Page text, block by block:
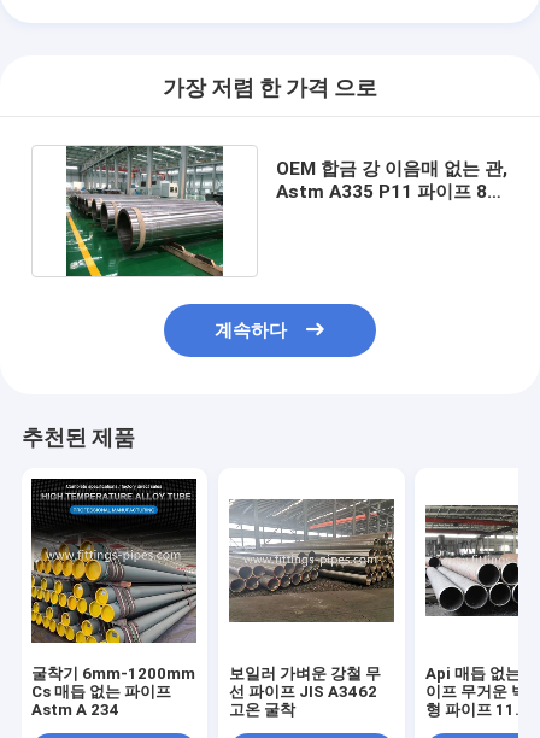
가장 저렴 한 가격 으로
OEM 합금 강 이음매 없는 관,
Astm A335 P11 파이프 80
계속하다
추천된 제품
굴착기 6mm-1200mm
Cs 매듭 없는 파이프
Astm A 234
보일러 가벼운 강철 무
선 파이프 JIS A3462
고온 굴착
Api 매듭 없는
이프 무거운 벽
형 파이프